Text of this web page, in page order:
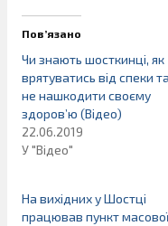
Пов’язано
Чи знають шосткинці, як
врятуватись від спеки та
не нашкодити своєму
здоров’ю (Відео)
22.06.2019
У "Відео"
На вихідних у Шостці
працював пункт масової